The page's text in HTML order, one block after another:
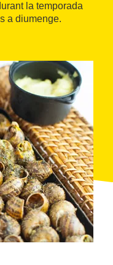
la temporada
a diumenge.